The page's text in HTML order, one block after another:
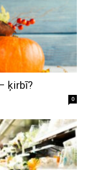
ķirbī?
0